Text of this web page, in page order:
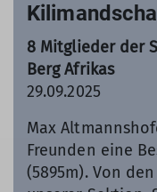
8 Mitglieder der
Berg Afrikas
29.09.2025
Max
Freunden eine
(5895m). Von